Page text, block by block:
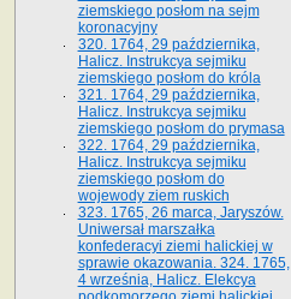
ziemskiego posłom na sejm
koronacyjny
320. 1764, 29 października,
Halicz. Instrukcya sejmiku
ziemskiego posłom do króla
321. 1764, 29 października,
Halicz. Instrukcya sejmiku
ziemskiego posłom do prymasa
322. 1764, 29 października,
Halicz. Instrukcya sejmiku
ziemskiego posłom do
wojewody ziem ruskich
323. 1765, 26 marca, Jaryszów.
Uniwersał marszałka
konfederacyi ziemi halickiej w
sprawie okazowania. 324. 1765,
4 września, Halicz. Elekcya